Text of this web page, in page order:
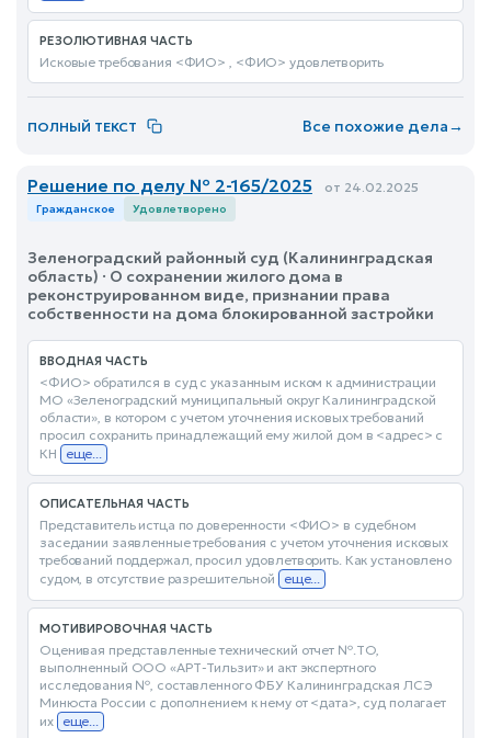
РЕЗОЛЮТИВНАЯ ЧАСТЬ
Исковые требования <ФИО> , <ФИО> удовлетворить
ПОЛНЫЙ ТЕКСТ Все похожие дела→
Решение по делу № 2-165/2025 от 24.02.2025
Гражданское Удовлетворено
Зеленоградский районный суд (Калининградская
область) · О сохранении жилого дома в
реконструированном виде, признании права
собственности на дома блокированной застройки
ВВОДНАЯ ЧАСТЬ
<ФИО> обратился в суд с указанным иском к администрации
МО «Зеленоградский муниципальный округ Калининградской
области», в котором с учетом уточнения исковых требований
просил сохранить принадлежащий ему жилой дом в <адрес> с
КН
еще...
ОПИСАТЕЛЬНАЯ ЧАСТЬ
Представитель истца по доверенности <ФИО> в судебном
заседании заявленные требования с учетом уточнения исковых
требований поддержал, просил удовлетворить. Как установлено
судом, в отсутствие разрешительной
еще...
МОТИВИРОВОЧНАЯ ЧАСТЬ
Оценивая представленные технический отчет №.ТО,
выполненный ООО «АРТ-Тильзит» и акт экспертного
исследования №, составленного ФБУ Калининградская ЛСЭ
Минюста России с дополнением к нему от <дата>, суд полагает
их еще...